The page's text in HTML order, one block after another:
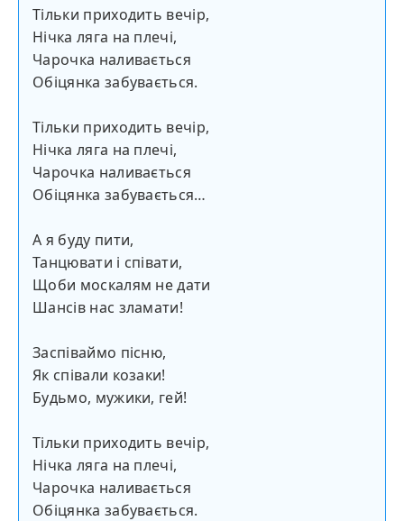
Тільки приходить вечір,
Нічка ляга на плечі,
Чарочка наливається
Обіцянка забувається.
Тільки приходить вечір,
Нічка ляга на плечі,
Чарочка наливається
Обіцянка забувається…
А я буду пити,
Танцювати і співати,
Щоби москалям не дати
Шансів нас зламати!
Заспіваймо пісню,
Як співали козаки!
Будьмо, мужики, гей!
Тільки приходить вечір,
Нічка ляга на плечі,
Чарочка наливається
Обіцянка забувається.